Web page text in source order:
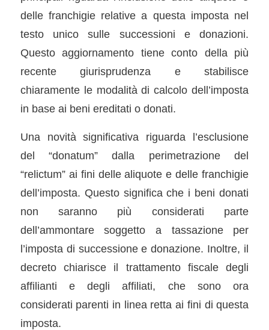
delle franchigie relative a questa imposta nel
testo unico sulle successioni e donazioni.
Questo aggiornamento tiene conto della più
recente giurisprudenza e stabilisce
chiaramente le modalità di calcolo dell’imposta
in base ai beni ereditati o donati.
Una novità significativa riguarda l’esclusione
del “donatum” dalla perimetrazione del
“relictum” ai fini delle aliquote e delle franchigie
dell’imposta. Questo significa che i beni donati
non saranno più considerati parte
dell’ammontare soggetto a tassazione per
l’imposta di successione e donazione. Inoltre, il
decreto chiarisce il trattamento fiscale degli
affilianti e degli affiliati, che sono ora
considerati parenti in linea retta ai fini di questa
imposta.